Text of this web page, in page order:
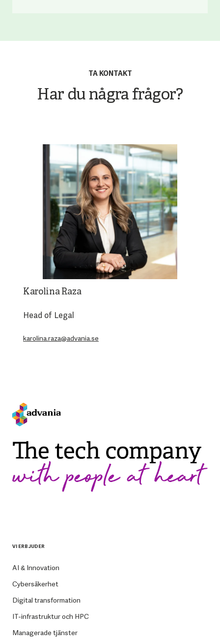
TA KONTAKT
Har du några frågor?
Karolina Raza
Head of Legal
karolina.raza@advania.se
VI ERBJUDER
AI & Innovation
Cybersäkerhet
Digital transformation
IT-infrastruktur och HPC
Managerade tjänster